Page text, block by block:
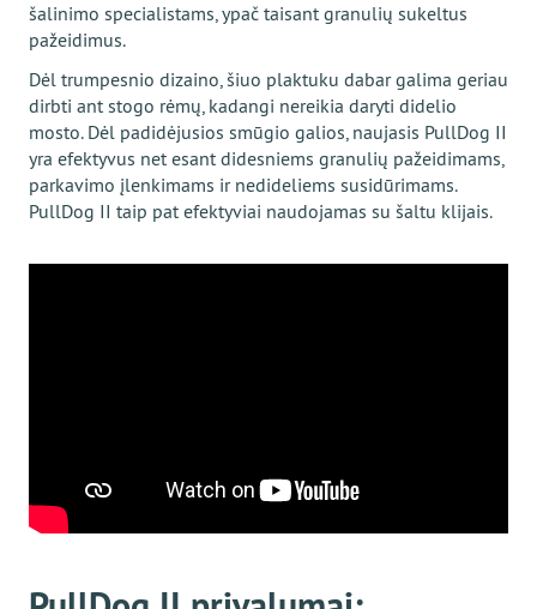
šalinimo specialistams, ypač taisant granulių sukeltus
pažeidimus.
Dėl trumpesnio dizaino, šiuo plaktuku dabar galima geriau
dirbti ant stogo rėmų, kadangi nereikia daryti didelio
mosto. Dėl padidėjusios smūgio galios, naujasis PullDog II
yra efektyvus net esant didesniems granulių pažeidimams,
parkavimo įlenkimams ir nedideliems susidūrimams.
PullDog II taip pat efektyviai naudojamas su šaltu klijais.